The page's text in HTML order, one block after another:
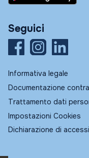
Seguici
Informativa legale
Documentazione
Trattamento dati
Impostazioni Cookies
Dichiarazione di